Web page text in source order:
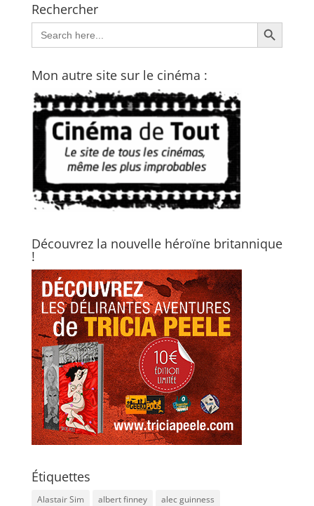
Rechercher
Search
for:
Search Button
Mon autre site sur le cinéma :
Découvrez la nouvelle héroïne britannique
!
Étiquettes
Alastair Sim albert finney
alec guinness